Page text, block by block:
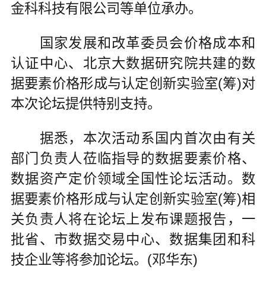
金科科技有限公司等单位承办。
国家发展和改革委员会价格成本和
认证中心、北京大数据研究院共建的数
据要素价格形成与认定创新实验室(筹)对
本次论坛提供特别支持。
据悉，本次活动系国内首次由有关
部门负责人莅临指导的数据要素价格、
数据资产定价领域全国性论坛活动。数
据要素价格形成与认定创新实验室(筹)相
关负责人将在论坛上发布课题报告，一
批省、市数据交易中心、数据集团和科
技企业等将参加论坛。(邓华东)